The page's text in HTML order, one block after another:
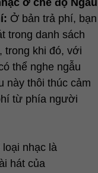
ở chế độ Ngẫu
Ở bản trả phí, bạn
trong danh sách
trong khi đó, với
thể nghe ngẫu
này thôi thúc cảm
từ phía người
nhạc là
hát của